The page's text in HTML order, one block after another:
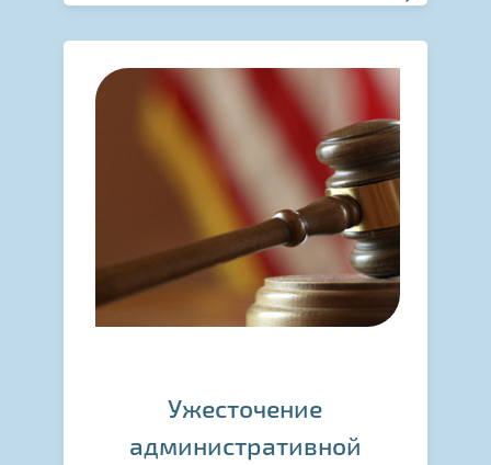
Ужесточение
административной